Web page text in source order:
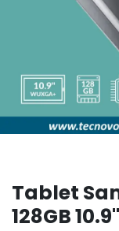
Tablet
128GB